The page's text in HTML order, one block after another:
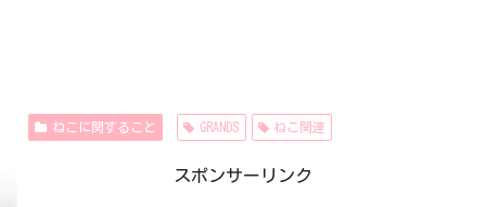
ねこに関すること GRANDS ねこ関連
スポンサーリンク